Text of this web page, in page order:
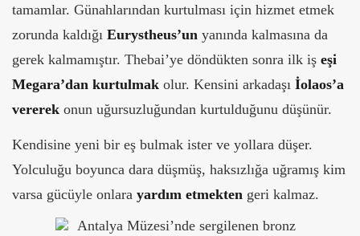
tamamlar. Günahlarından kurtulması için hizmet etmek
zorunda kaldığı Eurystheus’un yanında kalmasına da
gerek kalmamıştır. Thebai’ye döndükten sonra ilk iş eşi
Megara’dan kurtulmak olur. Kensini arkadaşı İolaos’a
vererek onun uğursuzluğundan kurtulduğunu düşünür.
Kendisine yeni bir eş bulmak ister ve yollara düşer.
Yolculuğu boyunca dara düşmüş, haksızlığa uğramış kim
varsa gücüyle onlara yardım etmekten geri kalmaz.